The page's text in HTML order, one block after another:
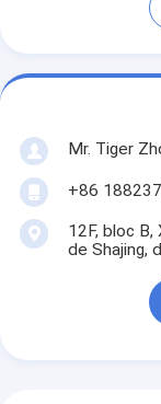
Mr. Tiger
+86
12F, bloc B,
de Shajing,